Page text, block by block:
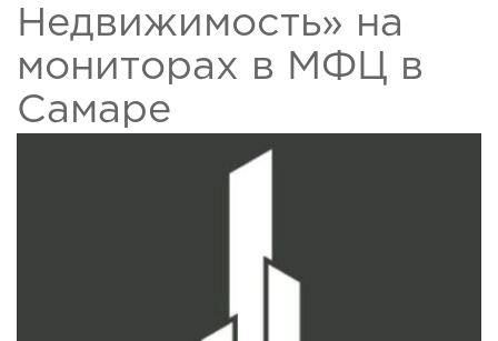
Недвижимость» на
мониторах в МФЦ в
Самаре